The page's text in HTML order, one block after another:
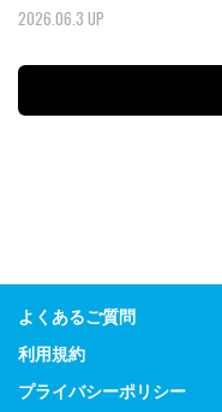
2026.06.3 UP
よくあるご質問
利用規約
プライバシーポリシー